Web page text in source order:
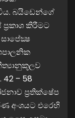
බයිඩෙන්ගේ
කිරීමට
– 58
ප්‍රතික්ෂේප
අංශයට එරෙහි